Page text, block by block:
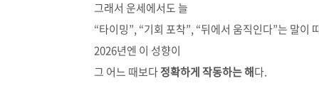
그래서 운세에서도 늘
“타이밍”, “기회 포착”, “뒤에서 움직인다”는 말이
2026년엔 이 성향이
그 어느 때보다정확하게 작동하는 해다.